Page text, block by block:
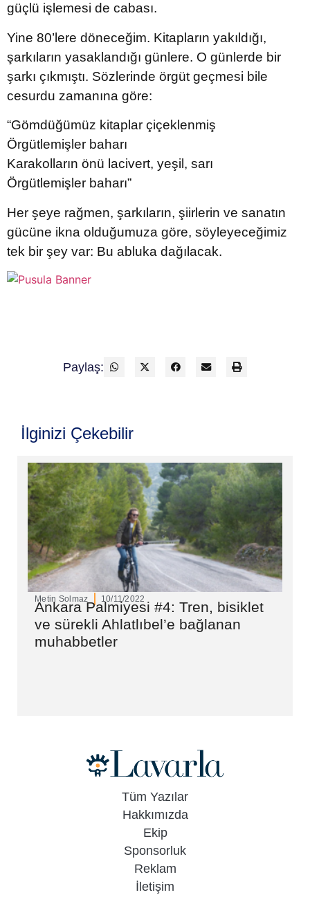
güçlü işlemesi de cabası.
Yine 80’lere döneceğim. Kitapların yakıldığı,
şarkıların yasaklandığı günlere. O günlerde bir
şarkı çıkmıştı. Sözlerinde örgüt geçmesi bile
cesurdu zamanına göre:
“Gömdüğümüz kitaplar çiçeklenmiş
Örgütlemişler baharı
Karakolların önü lacivert, yeşil, sarı
Örgütlemişler baharı”
Her şeye rağmen, şarkıların, şiirlerin ve sanatın
gücüne ikna olduğumuza göre, söyleyeceğimiz
tek bir şey var: Bu abluka dağılacak.
Paylaş:
İlginizi Çekebilir
Metin Solmaz 10/11/2022
Ankara Palmiyesi #4: Tren, bisiklet
ve sürekli Ahlatlıbel’e bağlanan
muhabbetler
Tüm Yazılar
Hakkımızda
Ekip
Sponsorluk
Reklam
İletişim